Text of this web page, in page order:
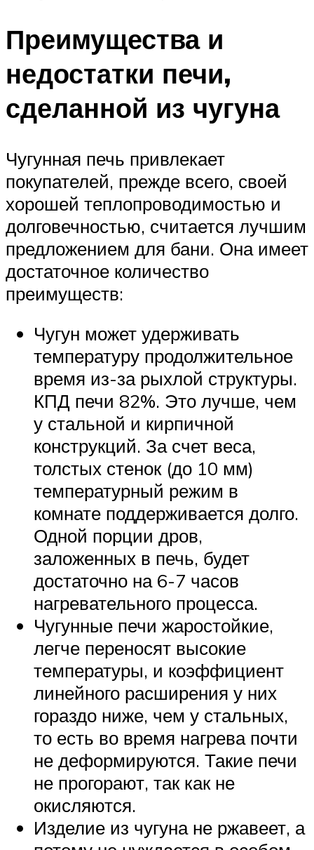
Преимущества и
недостатки печи,
сделанной из чугуна
Чугунная печь привлекает
покупателей, прежде всего, своей
хорошей теплопроводимостью и
долговечностью, считается лучшим
предложением для бани. Она имеет
достаточное количество
преимуществ:
Чугун может удерживать
температуру продолжительное
время из-за рыхлой структуры.
КПД печи 82%. Это лучше, чем
у стальной и кирпичной
конструкций. За счет веса,
толстых стенок (до 10 мм)
температурный режим в
комнате поддерживается долго.
Одной порции дров,
заложенных в печь, будет
достаточно на 6-7 часов
нагревательного процесса.
Чугунные печи жаростойкие,
легче переносят высокие
температуры, и коэффициент
линейного расширения у них
гораздо ниже, чем у стальных,
то есть во время нагрева почти
не деформируются. Такие печи
не прогорают, так как не
окисляются.
Изделие из чугуна не ржавеет, а